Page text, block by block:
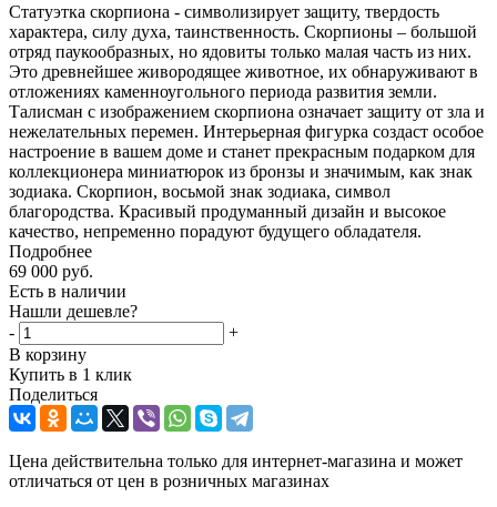
Статуэтка скорпиона - символизирует защиту, твердость
характера, силу духа, таинственность. Скорпионы – большой
отряд паукообразных, но ядовиты только малая часть из них.
Это древнейшее живородящее животное, их обнаруживают в
отложениях каменноугольного периода развития земли.
Талисман с изображением скорпиона означает защиту от зла и
нежелательных перемен. Интерьерная фигурка создаст особое
настроение в вашем доме и станет прекрасным подарком для
коллекционера миниатюрок из бронзы и значимым, как знак
зодиака. Скорпион, восьмой знак зодиака, символ
благородства. Красивый продуманный дизайн и высокое
качество, непременно порадуют будущего обладателя.
Подробнее
69 000 руб.
Есть в наличии
Нашли дешевле?
-
+
В корзину
Купить в 1 клик
Поделиться
Цена действительна только для интернет-магазина и может
отличаться от цен в розничных магазинах